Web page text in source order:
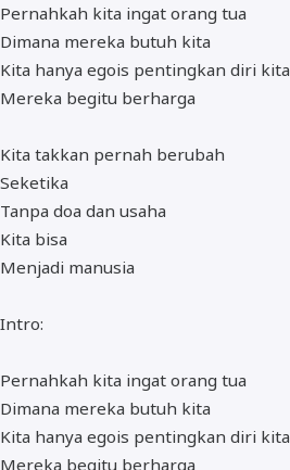
Pernahkah kita ingat orang tua
Dimana mereka butuh kita
Kita hanya egois pentingkan diri kita
Mereka begitu berharga
Kita takkan pernah berubah
Seketika
Tanpa doa dan usaha
Kita bisa
Menjadi manusia
Intro:
Pernahkah kita ingat orang tua
Dimana mereka butuh kita
Kita hanya egois pentingkan diri kita
Mereka begitu berharga